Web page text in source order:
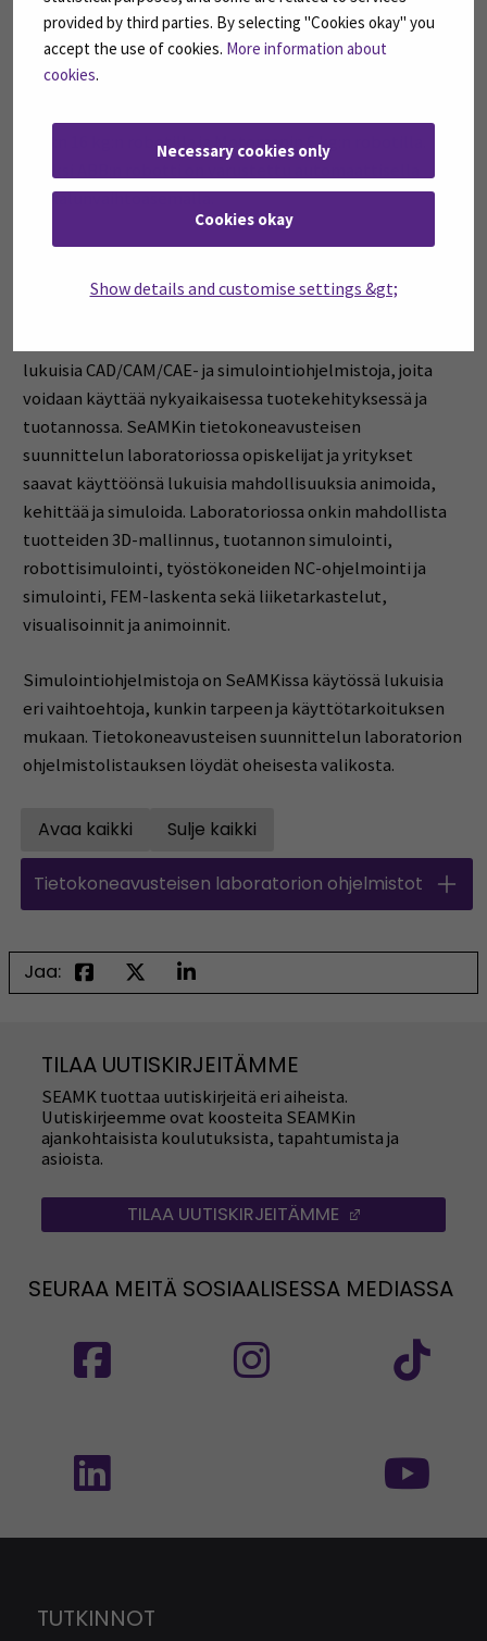
provided by third parties. By selecting "Cookies okay" you
accept the use of cookies. More information about
cookies.
Necessary cookies only
Cookies okay
Show details and customise settings &gt;
parametroinnista ja hälytyksistä.
Robotiikan laboratorio
ABB:n 16 kg:n robotilla ja Motomanin 6 kg:n robotilla.
työkalunvaihtoasemalla.
Tietokoneavusteisen
suunnittelun laboratorio
lukuisia CAD/CAM/CAE- ja simulointiohjelmistoja, joita
voidaan käyttää nykyaikaisessa tuotekehityksessä ja
tuotannossa. SeAMKin tietokoneavusteisen
suunnittelun laboratoriossa opiskelijat ja yritykset
saavat käyttöönsä lukuisia mahdollisuuksia animoida,
kehittää ja simuloida. Laboratoriossa onkin mahdollista
tuotteiden 3D-mallinnus, tuotannon simulointi,
robottisimulointi, työstökoneiden NC-ohjelmointi ja
simulointi, FEM-laskenta sekä liiketarkastelut,
visualisoinnit ja animoinnit.
Simulointiohjelmistoja on SeAMKissa käytössä lukuisia
eri vaihtoehtoja, kunkin tarpeen ja käyttötarkoituksen
mukaan. Tietokoneavusteisen suunnittelun laboratorion
ohjelmistolistauksen löydät oheisesta valikosta.
Avaa kaikki
Open all accordions
Sulje kaikki
Tietokoneavusteisen laboratorion ohjelmistot
Jaa:
TILAA UUTISKIRJEITÄMME
SEAMK tuottaa uutiskirjeitä eri aiheista.
Uutiskirjeemme ovat koosteita SEAMKin
ajankohtaisista koulutuksista, tapahtumista ja
asioista.
TILAA UUTISKIRJEITÄMME
SEURAA MEITÄ SOSIAALISESSA MEDIASSA
TUTKINNOT